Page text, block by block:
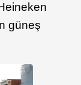
güneş